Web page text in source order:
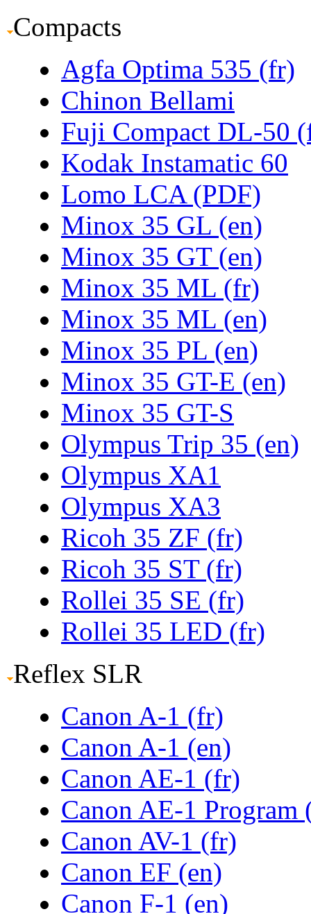
Compacts
Agfa Optima 535 (fr)
Chinon Bellami
Fuji Compact DL-50
Kodak Instamatic 60
Lomo LCA (PDF)
Minox 35 GL (en)
Minox 35 GT (en)
Minox 35 ML (fr)
Minox 35 ML (en)
Minox 35 PL (en)
Minox 35 GT-E (en)
Minox 35 GT-S
Olympus Trip 35 (en)
Olympus XA1
Olympus XA3
Ricoh 35 ZF (fr)
Ricoh 35 ST (fr)
Rollei 35 SE (fr)
Rollei 35 LED (fr)
Reflex SLR
Canon A-1 (fr)
Canon A-1 (en)
Canon AE-1 (fr)
Canon AE-1 Program
Canon AV-1 (fr)
Canon EF (en)
Canon F-1 (en)